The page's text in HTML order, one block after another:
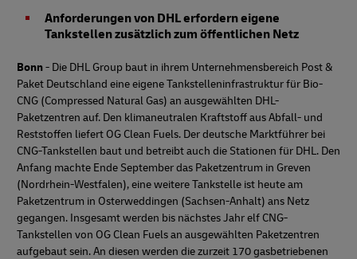
Anforderungen von DHL erfordern eigene
Tankstellen zusätzlich zum öffentlichen Netz
Bonn- Die DHL Group baut in ihrem Unternehmensbereich Post &
Paket Deutschland eine eigene Tankstelleninfrastruktur für Bio-
CNG (Compressed Natural Gas) an ausgewählten DHL-
Paketzentren auf. Den klimaneutralen Kraftstoff aus Abfall- und
Reststoffen liefert OG Clean Fuels. Der deutsche Marktführer bei
CNG-Tankstellen baut und betreibt auch die Stationen für DHL. Den
Anfang machte Ende September das Paketzentrum in Greven
(Nordrhein-Westfalen), eine weitere Tankstelle ist heute am
Paketzentrum in Osterweddingen (Sachsen-Anhalt) ans Netz
gegangen. Insgesamt werden bis nächstes Jahr elf CNG-
Tankstellen von OG Clean Fuels an ausgewählten Paketzentren
aufgebaut sein. An diesen werden die zurzeit 170 gasbetriebenen